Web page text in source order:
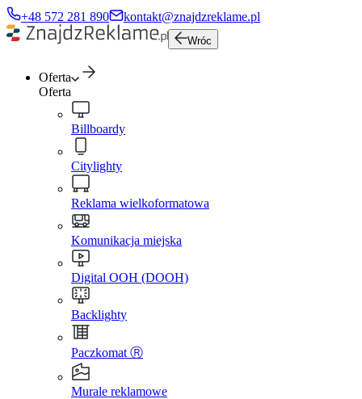
+48 572 281 890 kontakt@znajdzreklame.pl
Wróc
Oferta
Oferta
Billboardy
Citylighty
Reklama wielkoformatowa
Komunikacja miejska
Digital OOH (DOOH)
Backlighty
Paczkomat Ⓡ
Murale reklamowe